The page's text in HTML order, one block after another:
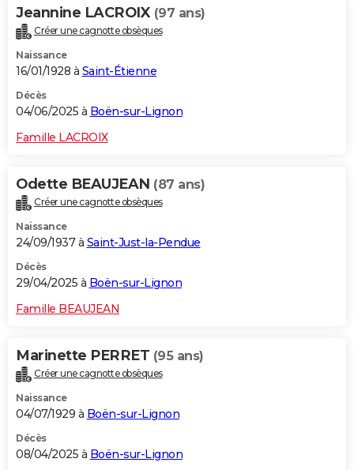
Jeannine LACROIX (97 ans)
Créer une cagnotte obsèques
Naissance
16/01/1928 à Saint-Étienne
Décès
04/06/2025 à Boën-sur-Lignon
Famille LACROIX
Odette BEAUJEAN (87 ans)
Créer une cagnotte obsèques
Naissance
24/09/1937 à Saint-Just-la-Pendue
Décès
29/04/2025 à Boën-sur-Lignon
Famille BEAUJEAN
Marinette PERRET (95 ans)
Créer une cagnotte obsèques
Naissance
04/07/1929 à Boën-sur-Lignon
Décès
08/04/2025 à Boën-sur-Lignon